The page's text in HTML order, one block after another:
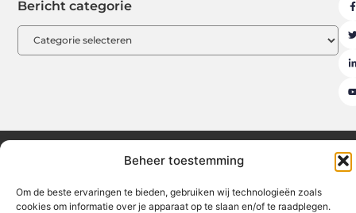
Beheer toestemming
Om de beste ervaringen te bieden, gebruiken wij technologieën zoals
cookies om informatie over je apparaat op te slaan en/of te raadplegen.
Bericht categorie
Blog publiceren Contact Cookiebeleid (EU)
Linkbuilding kopen: hoe je slimme backlinks strategisch inzet